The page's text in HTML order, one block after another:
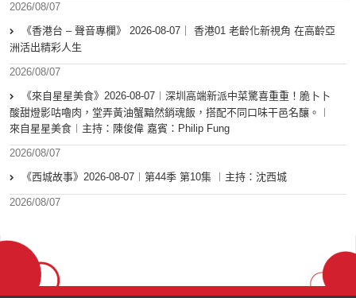
2026/08/07
《香港台 – 聲音專欄》 2026-08-07｜ 香港01 老齡化新視角 在高齡亞
洲活出精彩人生
2026/08/07
《來自星星美食》2026-08-07︱深圳高端新派中菜驚喜重重！脆卜卜
酸甜燈影咕嚕肉，堂弄黃油蟹黯然銷魂飯，搭配不同口味干邑名釀。︱
來自星星美食︱主持：陳俊偉 嘉賓：Philip Fung
2026/08/07
《西城故事》2026-08-07︱第44季 第10集 ︱主持：沈西城
2026/08/07